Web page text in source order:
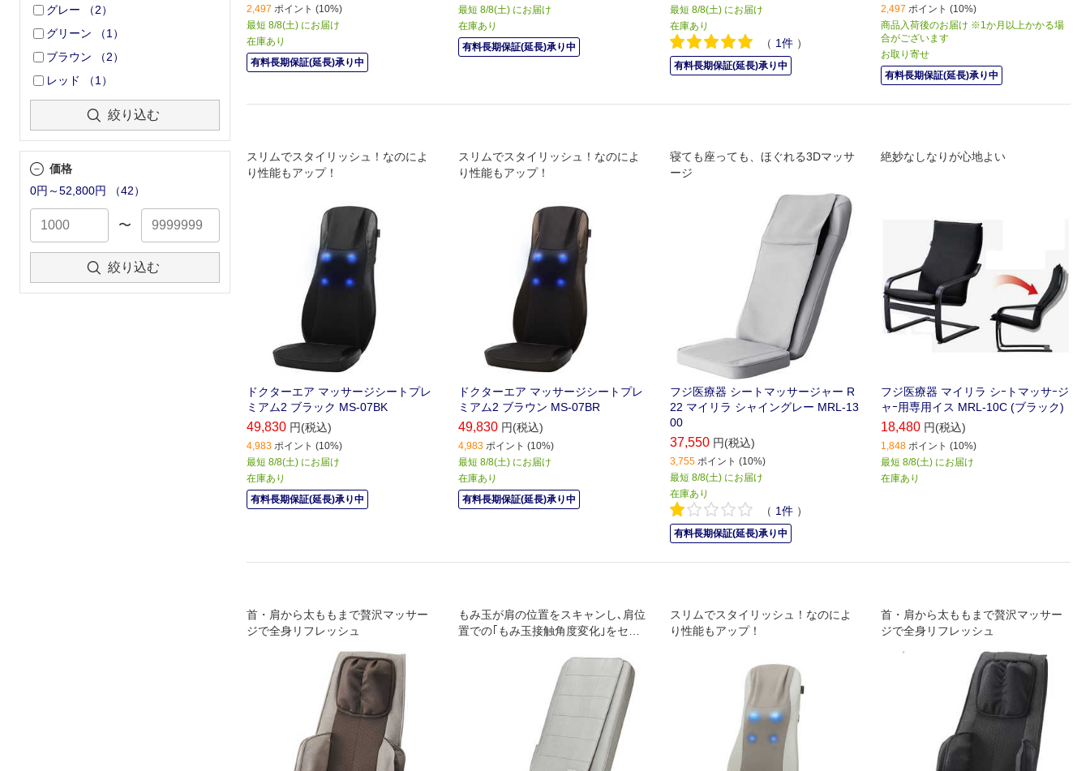
グレー
（2）
グリーン
（1 ）
ブラウン
（2）
レッド
（1 ）
絞り込む
価格
0円～52,800円
（42）
〜
絞り込む
2,497 ポイント (10%)
最短 8/8(土) にお届け
在庫あり
有料長期保証(延長)承り中
最短 8/8(土) にお届け
在庫あり
有料長期保証(延長)承り中
最短 8/8(土) にお届け
在庫あり
（ 1件 ）
有料長期保証(延長)承り中
2,497 ポイント (10%)
商品入荷後のお届け ※1か月以上かかる場
合がございます
お取り寄せ
有料長期保証(延長)承り中
スリムでスタイリッシュ！なのによ
り性能もアップ！
ドクターエア マッサージシートプレ
ミアム2 ブラック MS-07BK
49,830 円(税込)
4,983 ポイント (10%)
最短 8/8(土) にお届け
在庫あり
有料長期保証(延長)承り中
スリムでスタイリッシュ！なのによ
り性能もアップ！
ドクターエア マッサージシートプレ
ミアム2 ブラウン MS-07BR
49,830 円(税込)
4,983 ポイント (10%)
最短 8/8(土) にお届け
在庫あり
有料長期保証(延長)承り中
寝ても座っても、ほぐれる3Dマッサ
ージ
フジ医療器 シートマッサージャー R
22 マイリラ シャイングレー MRL-13
00
37,550 円(税込)
3,755 ポイント (10%)
最短 8/8(土) にお届け
在庫あり
（ 1件 ）
有料長期保証(延長)承り中
絶妙なしなりが心地よい
フジ医療器 マイリラ シｰトマッサｰジ
ャｰ用専用イス MRL‐10C (ブラック)
18,480 円(税込)
1,848 ポイント (10%)
最短 8/8(土) にお届け
在庫あり
首・肩から太ももまで贅沢マッサー
ジで全身リフレッシュ
もみ玉が肩の位置をスキャンし､肩位
置での｢もみ玉接触角度変化｣をセン
ッサージすることができます｡
スリムでスタイリッシュ！なのによ
り性能もアップ！
首・肩から太ももまで贅沢マッサー
ジで全身リフレッシュ